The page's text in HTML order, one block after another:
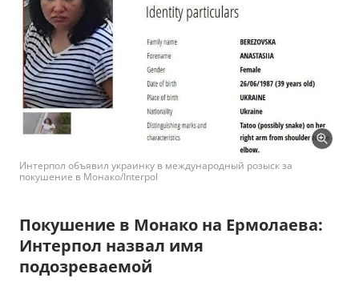
Интерпол объявил украинку в международный розыск за
покушение в Монако/Interpol
Покушение в Монако на Ермолаева:
Интерпол назвал имя
подозреваемой